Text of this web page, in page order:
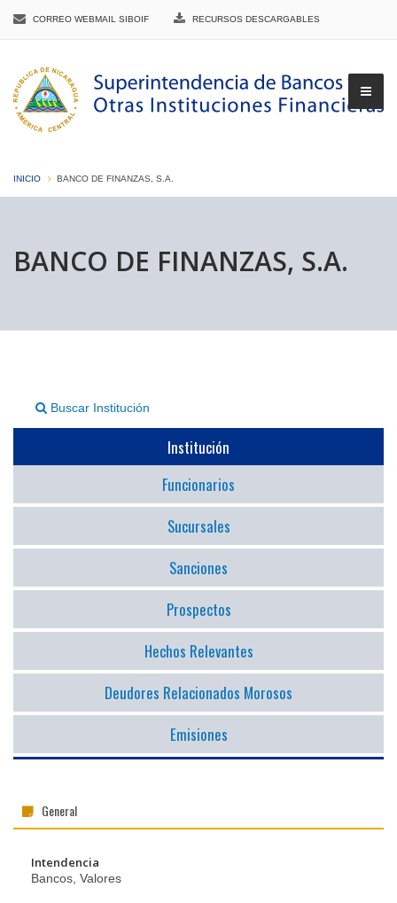
CORREO WEBMAIL SIBOIF RECURSOS DESCARGABLES
INICIO BANCO DE FINANZAS, S.A.
BANCO DE FINANZAS, S.A.
Buscar Institución
Institución
Funcionarios
Sucursales
Sanciones
Prospectos
Hechos Relevantes
Deudores Relacionados Morosos
Emisiones
General
Intendencia
Bancos, Valores